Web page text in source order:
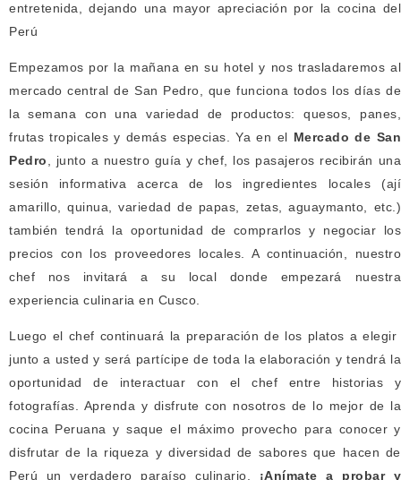
entretenida, dejando una mayor apreciación por la cocina del
Perú
Empezamos por la mañana en su hotel y nos trasladaremos al
mercado central de San Pedro, que funciona todos los días de
la semana con una variedad de productos: quesos, panes,
frutas tropicales y demás especias. Ya en el Mercado de San
Pedro , junto a nuestro guía y chef, los pasajeros recibirán una
sesión informativa acerca de los ingredientes locales (ají
amarillo, quinua, variedad de papas, zetas, aguaymanto, etc.)
también tendrá la oportunidad de comprarlos y negociar los
precios con los proveedores locales. A continuación, nuestro
chef nos invitará a su local donde empezará nuestra
experiencia culinaria en Cusco.
Luego el chef continuará la preparación de los platos a elegir
junto a usted y será partícipe de toda la elaboración y tendrá la
oportunidad de interactuar con el chef entre historias y
fotografías. Aprenda y disfrute con nosotros de lo mejor de la
cocina Peruana y saque el máximo provecho para conocer y
disfrutar de la riqueza y diversidad de sabores que hacen de
Perú un verdadero paraíso culinario. ¡Anímate a probar y